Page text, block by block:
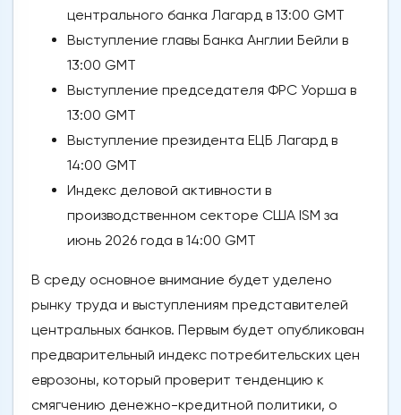
центрального банка Лагард в 13:00 GMT
Выступление главы Банка Англии Бейли в
13:00 GMT
Выступление председателя ФРС Уорша в
13:00 GMT
Выступление президента ЕЦБ Лагард в
14:00 GMT
Индекс деловой активности в
производственном секторе США ISM за
июнь 2026 года в 14:00 GMT
В среду основное внимание будет уделено
рынку труда и выступлениям представителей
центральных банков. Первым будет опубликован
предварительный индекс потребительских цен
еврозоны, который проверит тенденцию к
смягчению денежно-кредитной политики, о